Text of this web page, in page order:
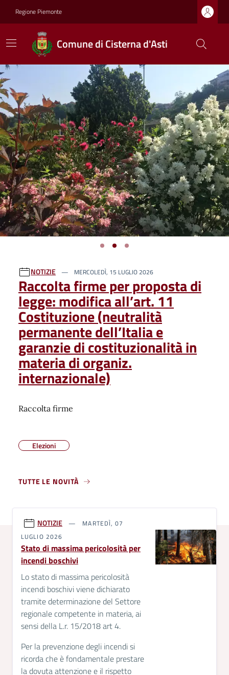
Regione Piemonte
Comune di Cisterna d'Asti
Previous Next
Ultime notizie
NOTIZIE MERCOLEDÌ, 15 LUGLIO 2026
Raccolta firme per proposta di
legge: modifica all’art. 11
Costituzione (neutralità
permanente dell’Italia e
garanzie di costituzionalità in
materia di organiz.
internazionale)
Raccolta firme
Elezioni
TUTTE LE NOVITÀ
NOTIZIE
MARTEDÌ, 07
LUGLIO 2026
Stato di massima pericolosità per
incendi boschivi
Lo stato di massima pericolosità
incendi boschivi viene dichiarato
tramite determinazione del Settore
regionale competente in materia, ai
sensi della L.r. 15/2018 art 4.
Per la prevenzione degli incendi si
ricorda che è fondamentale prestare
la dovuta attenzione e il rispetto